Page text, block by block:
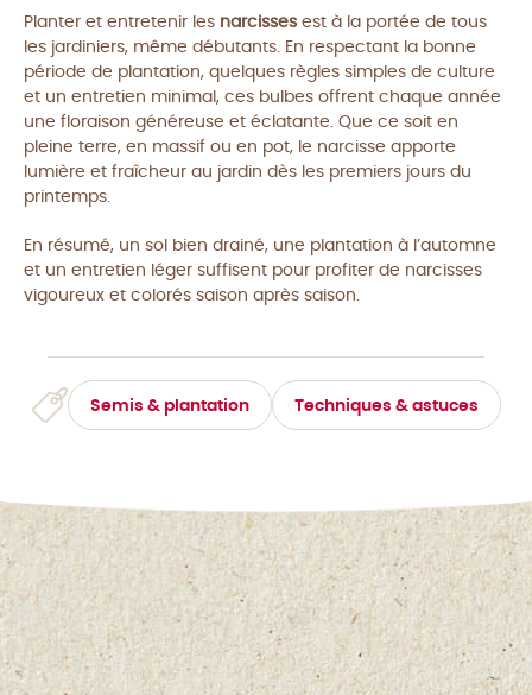
Planter et entretenir les narcisses est à la portée de tous
les jardiniers, même débutants. En respectant la bonne
période de plantation, quelques règles simples de culture
et un entretien minimal, ces bulbes offrent chaque année
une floraison généreuse et éclatante. Que ce soit en
pleine terre, en massif ou en pot, le narcisse apporte
lumière et fraîcheur au jardin dès les premiers jours du
printemps.
En résumé, un sol bien drainé, une plantation à l’automne
et un entretien léger suffisent pour profiter de narcisses
vigoureux et colorés saison après saison.
Semis & plantation Techniques & astuces